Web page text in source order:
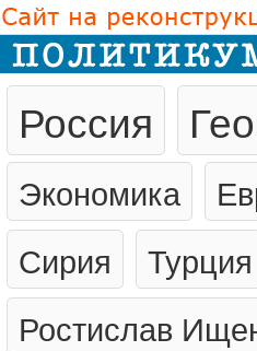
Россия
Экономика
Сирия
Турция
Ростислав